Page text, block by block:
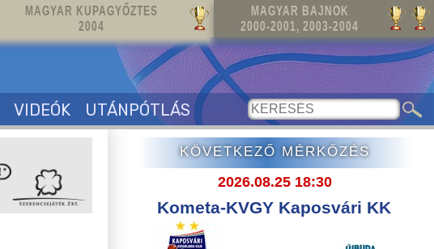
MAGYAR KUPAGYŐZTES
2004
MAGYAR BAJNOK
2000-2001, 2003-2004
VIDEÓK UTÁNPÓTLÁS
KÖVETKEZŐ MÉRKŐZÉS
2026.08.25 18:30
Kometa-KVGY Kaposvári KK